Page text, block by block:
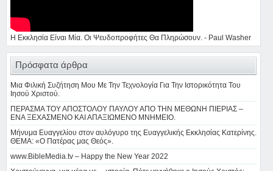
Η Εκκλησία Είναι Μία. Οι Ψευδοπροφήτες Θα Πληρώσουν. - Paul Washer
Πρόσφατα άρθρα
Μια Φιλική Συζήτηση Μου Με Την Τεχνολογία Για Την Ιστορικότητα Του
Ιησού Χριστού.
ΠΕΡΑΣΜΑ ΤΟΥ ΑΠΟΣΤΟΛΟΥ ΠΑΥΛΟΥ ΑΠΟ ΤΗΝ ΜΕΘΩΝΗ ΠΙΕΡΙΑΣ –
ΕΝΑ ΞΕΧΑΣΜΕΝΟ ΚΑΙ ΑΠΑΞΙΩΜΕΝΟ ΜΝΗΜΕΙΟ.
Μήνυμα Ευαγγελίου στον αυλόγυρο της Ευαγγελικής Εκκλησίας Κατερίνης.
ΘΕΜΑ: «Ο Πατέρας μας Θεός».
www.BibleMedia.tv – Happy the New Year 2022